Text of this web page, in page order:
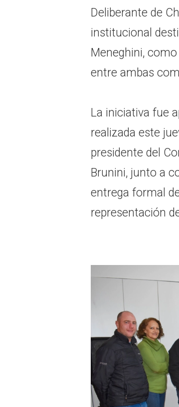
Deliberante de
institucional
Meneghini,
entre ambas
La iniciativa fue
realizada este
presidente del
Brunini, junto a
entrega formal
representación